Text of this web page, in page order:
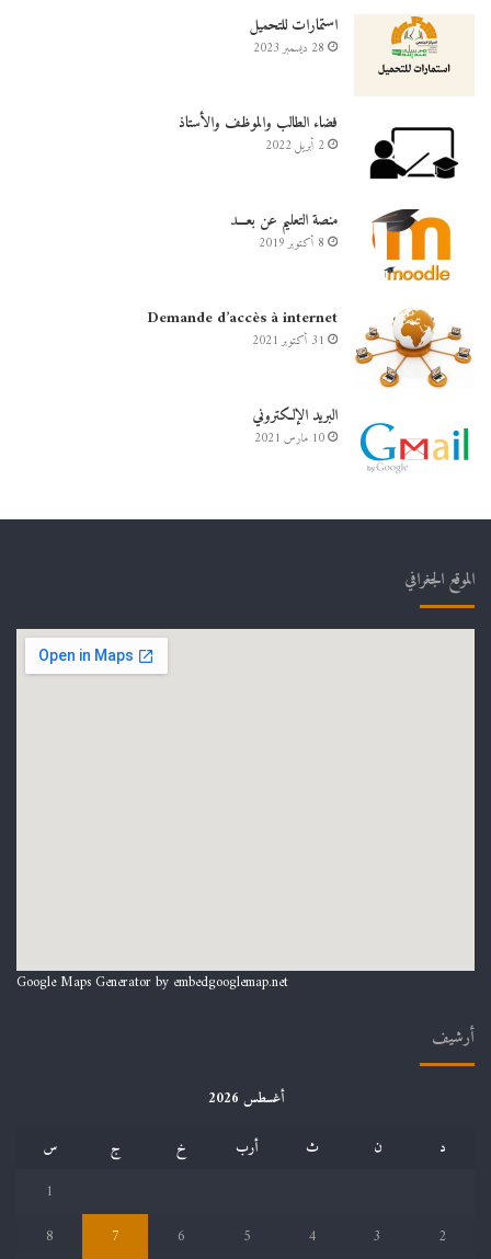
استمارات للتحميل
28 ديسمبر 2023
فضاء الطالب والموظف والأستاذ
2 أبريل 2022
منصة التعليم عن بعـــد
8 أكتوبر 2019
Demande d’accès à internet
31 أكتوبر 2021
البريد الإلكتروني
10 مارس 2021
الموقع الجغرافي
Google Maps Generator by embedgooglemap.net
أرشيف
أغسطس 2026
د
ن ث أرب خ ج
س
1
2
3
4
5
6
7
8